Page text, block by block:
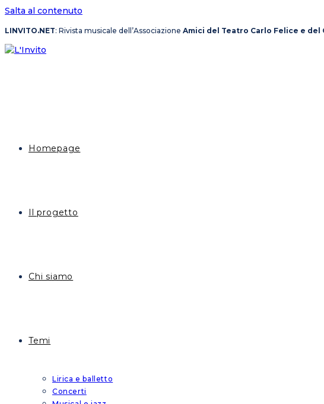
Salta al contenuto
LINVITO.NET: Rivista musicale dell’Associazione Amici del Teatro Carlo Felice e
Homepage
Il progetto
Chi siamo
Temi
Lirica e balletto
Concerti